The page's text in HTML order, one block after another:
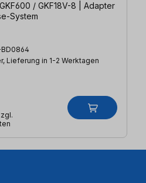
/ GKF18V-8 | Adapter
System
Lieferung in 1-2 Werktagen